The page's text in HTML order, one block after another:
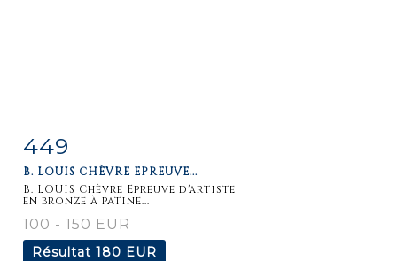
Fiche
détaillée
449
B. LOUIS CHÈVRE EPREUVE...
B. LOUIS Chèvre Epreuve d'artiste
en bronze à patine...
100 - 150 EUR
Résultat 180 EUR